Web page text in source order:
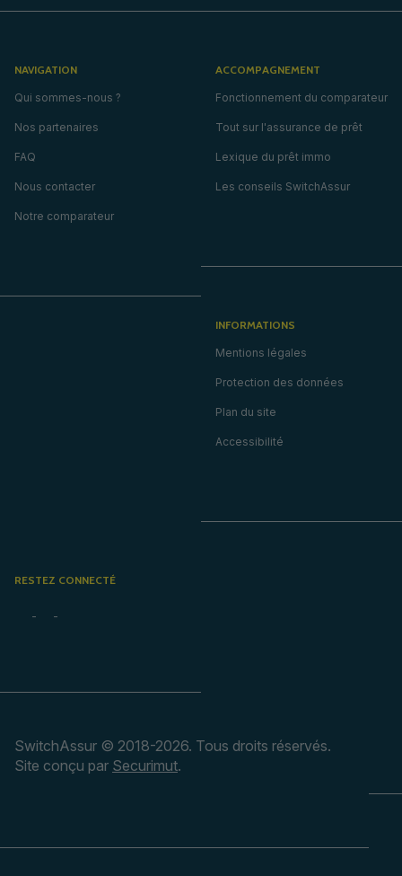
NAVIGATION
Qui sommes-nous ?
Nos partenaires
FAQ
Nous contacter
Notre comparateur
ACCOMPAGNEMENT
Fonctionnement du comparateur
Tout sur l'assurance de prêt
Lexique du prêt immo
Les conseils SwitchAssur
INFORMATIONS
Mentions légales
Protection des données
Plan du site
Accessibilité
RESTEZ CONNECTÉ
SwitchAssur © 2018-2026. Tous droits réservés.
Site conçu par Securimut.